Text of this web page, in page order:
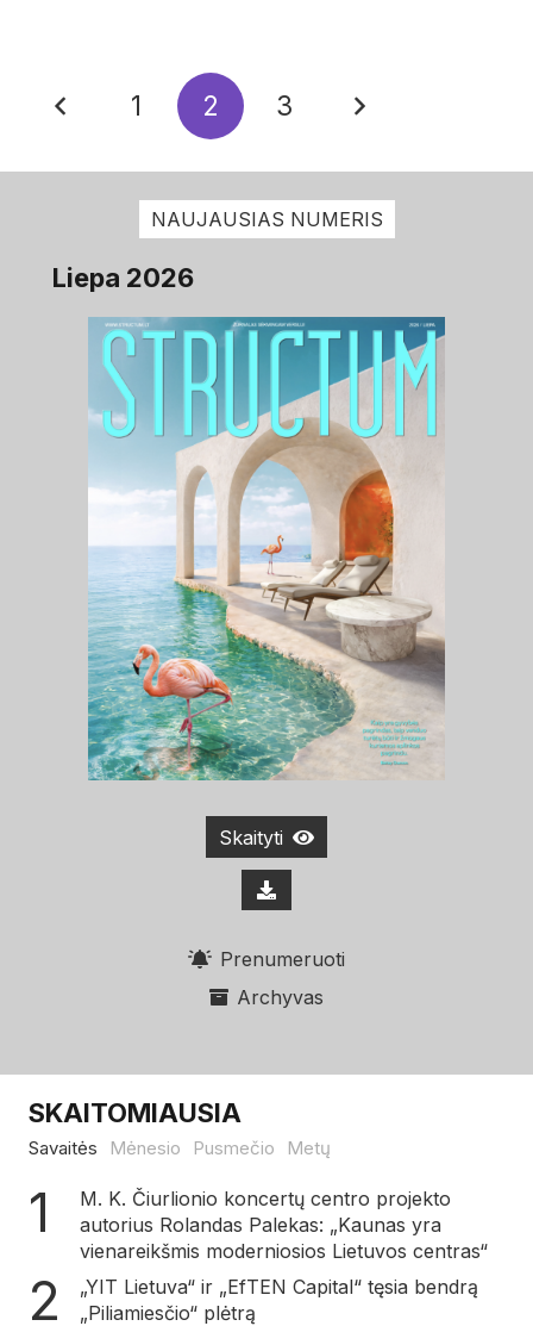
1 2 3
NAUJAUSIAS NUMERIS
Liepa 2026
Skaityti
Prenumeruoti
Archyvas
SKAITOMIAUSIA
Savaitės Mėnesio Pusmečio Metų
M. K. Čiurlionio koncertų centro projekto
autorius Rolandas Palekas: „Kaunas yra
vienareikšmis moderniosios Lietuvos centras“
„YIT Lietuva“ ir „EfTEN Capital“ tęsia bendrą
„Piliamiesčio“ plėtrą